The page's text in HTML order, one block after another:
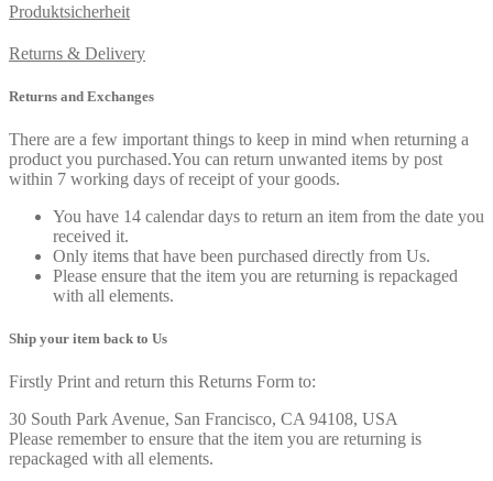
Produktsicherheit
Returns & Delivery
Returns and Exchanges
There are a few important things to keep in mind when returning a
product you purchased.You can return unwanted items by post
within 7 working days of receipt of your goods.
You have 14 calendar days to return an item from the date you
received it.
Only items that have been purchased directly from Us.
Please ensure that the item you are returning is repackaged
with all elements.
Ship your item back to Us
Firstly Print and return this Returns Form to:
30 South Park Avenue, San Francisco, CA 94108, USA
Please remember to ensure that the item you are returning is
repackaged with all elements.